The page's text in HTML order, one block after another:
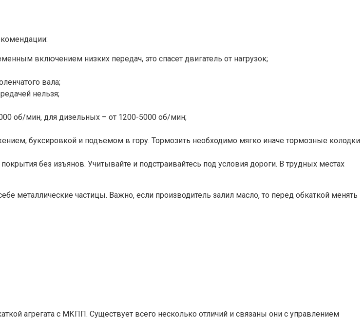
включением низких передач, это спасет двигатель от нагрузок;
вала;
нельзя;
об/мин, для дизельных – от 1200-5000 об/мин;
буксировкой и подъемом в гору. Тормозить необходимо мягко иначе тормозные колодки
без изъянов. Учитывайте и подстраивайтесь под условия дороги. В трудных местах
металлические частицы. Важно, если производитель залил масло, то перед обкаткой менять
агрегата с МКПП. Существует всего несколько отличий и связаны они с управлением